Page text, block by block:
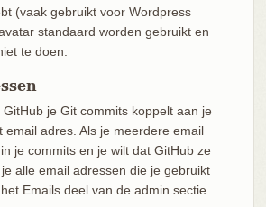
(vaak gebruikt voor Wordpress
standaard worden gebruikt en
te doen.
je Git commits koppelt aan je
email adres. Als je meerdere email
je commits en je wilt dat GitHub ze
alle email adressen die je gebruikt
Emails deel van de admin sectie.